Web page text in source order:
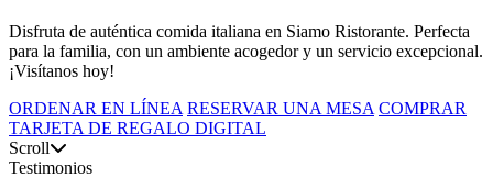
Disfruta de auténtica comida italiana en Siamo Ristorante. Perfecta
para la familia, con un ambiente acogedor y un servicio excepcional.
¡Visítanos hoy!
ORDENAR EN LÍNEA RESERVAR UNA MESA COMPRAR
TARJETA DE REGALO DIGITAL
Scroll
Testimonios